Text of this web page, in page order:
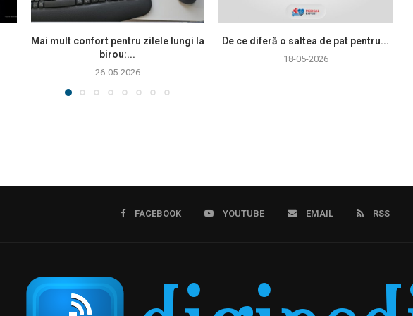
Mai mult confort pentru zilele lungi la
birou:...
26-05-2026
De ce diferă o saltea de pat pentru...
18-05-2026
FACEBOOK YOUTUBE EMAIL RSS